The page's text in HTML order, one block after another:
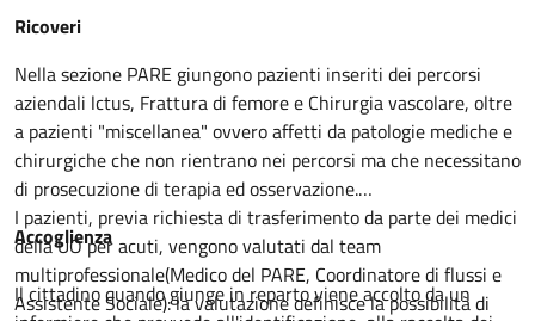
Descrizione
Ricoveri
Nella sezione PARE giungono pazienti inseriti dei percorsi
aziendali lctus, Frattura di femore e Chirurgia vascolare, oltre
a pazienti "miscellanea" ovvero affetti da patologie mediche e
chirurgiche che non rientrano nei percorsi ma che necessitano
di prosecuzione di terapia ed osservazione.
I pazienti, previa richiesta di trasferimento da parte dei medici
della UO per acuti, vengono valutati dal team
multiprofessionale(Medico del PARE, Coordinatore di flussi e
Assistente Sociale): la valutazione definisce la possibilità di
Accoglienza
Il cittadino quando giunge in reparto viene accolto da un